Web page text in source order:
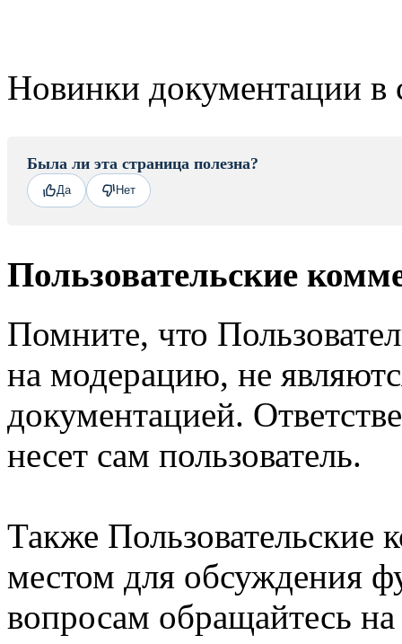
Новинки документации в
Была ли эта страница полезна?
Да Нет
Пользовательские
Помните, что
на модерацию, не
документацией.
несет сам пользователь.
Также Пользовательские
местом для обсуждения
вопросам обращайтесь